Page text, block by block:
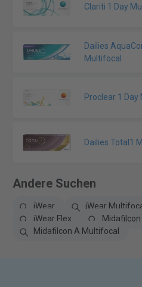
Clariti 1 Day
Dailies
Multifocal
Proclear 1 Day
Dailies Total1
Andere Suchen
iWear iWear
iWear Flex
Midafilcon
Midafilcon A Multifocal